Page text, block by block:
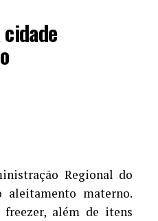
Regional do
materno.
além de itens